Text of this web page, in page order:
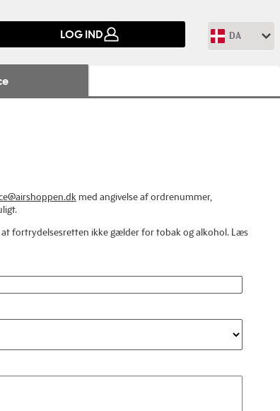
LOG IND DA
med angivelse af ordrenummer,
fortrydelsesretten ikke gælder for tobak og alkohol. Læs